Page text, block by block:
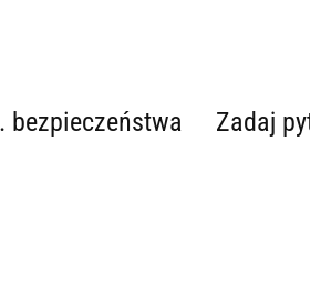
bezpieczeństwa Zadaj